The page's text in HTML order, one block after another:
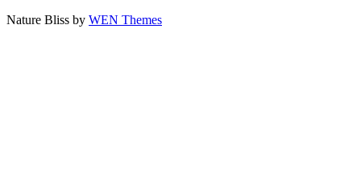
Nature Bliss by WEN Themes